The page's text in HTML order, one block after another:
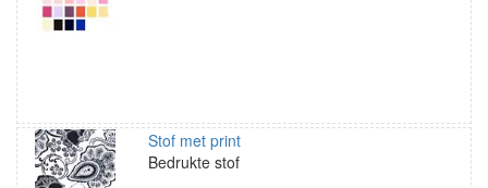
Stof met print
Bedrukte stof